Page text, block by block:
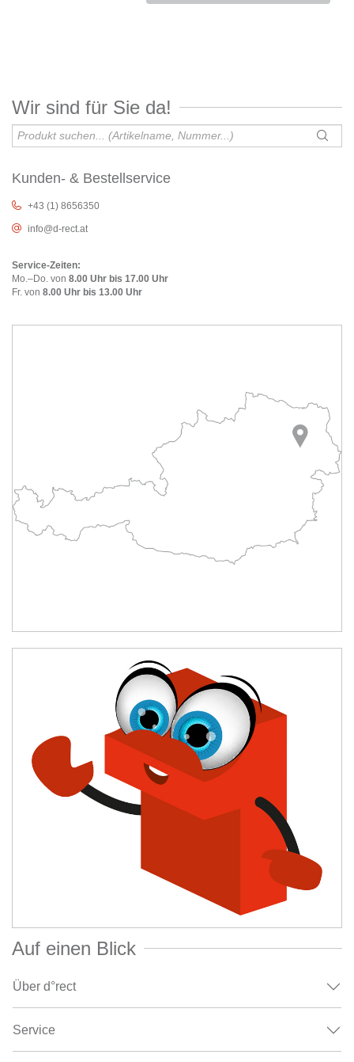
Wir sind für Sie da!
Kunden- & Bestellservice
+43 (1) 8656350
info@d-rect.at
Service-Zeiten:
Mo.–Do. von 8.00 Uhr bis 17.00 Uhr
Fr. von 8.00 Uhr bis 13.00 Uhr
Auf einen Blick
Über d°rect
Service